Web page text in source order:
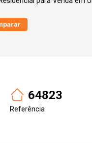
64823
Referência